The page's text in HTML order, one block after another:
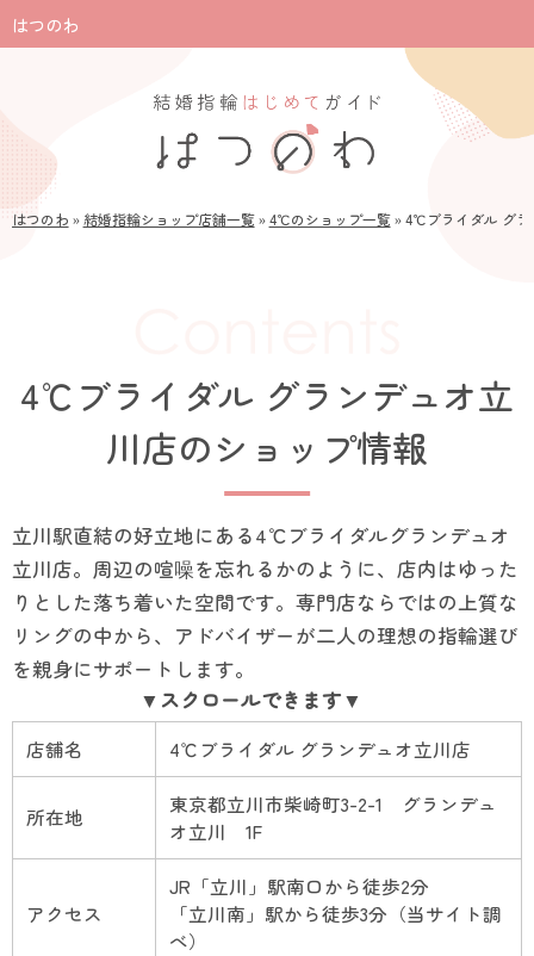
はつのわ
はつのわ »結婚指輪ショップ店舗一覧»4℃のショップ一覧»4℃ブライダル グラ
4℃ブライダル グランデュオ立
川店のショップ情報
立川駅直結の好立地にある4℃ブライダルグランデュオ
立川店。周辺の喧噪を忘れるかのように、店内はゆった
りとした落ち着いた空間です。専門店ならではの上質な
リングの中から、アドバイザーが二人の理想の指輪選び
を親身にサポートします。
店舗名 4℃ブライダル グランデュオ立川店
所在地
東京都立川市柴崎町3-2-1 グランデュ
オ立川 1F
アクセス
JR「立川」駅南口から徒歩2分
「立川南」駅から徒歩3分（当サイト調
べ）